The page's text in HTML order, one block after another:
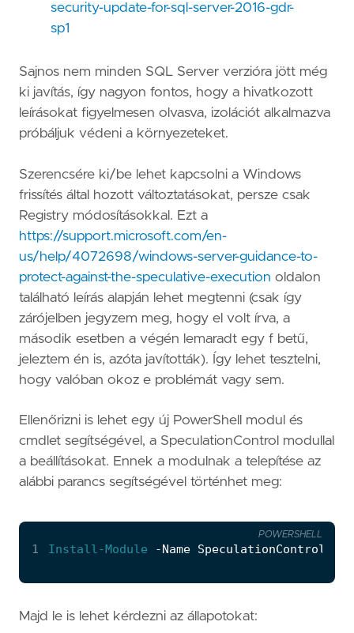
security-update-for-sql-server-2016-gdr-
sp1
Sajnos nem minden SQL Server verzióra jött még
ki javítás, így nagyon fontos, hogy a hivatkozott
leírásokat figyelmesen olvasva, izolációt alkalmazva
próbáljuk védeni a környezeteket.
Szerencsére ki/be lehet kapcsolni a Windows
frissítés által hozott változtatásokat, persze csak
Registry módosításokkal. Ezt a
https://support.microsoft.com/en-
us/help/4072698/windows-server-guidance-to-
protect-against-the-speculative-execution oldalon
található leírás alapján lehet megtenni (csak így
zárójelben jegyzem meg, hogy el volt írva, a
második esetben a végén lemaradt egy f betű,
jeleztem én is, azóta javították). Így lehet tesztelni,
hogy valóban okoz e problémát vagy sem.
Ellenőrizni is lehet egy új PowerShell modul és
cmdlet segítségével, a SpeculationControl modullal
a beállításokat. Ennek a modulnak a telepítése az
alábbi parancs segítségével történhet meg:
1 Install-Module -Name SpeculationControl
POWERSHELL
Majd le is lehet kérdezni az állapotokat: